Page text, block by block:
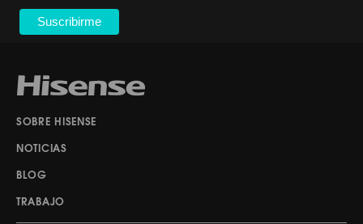
SOBRE HISENSE
NOTICIAS
BLOG
TRABAJO